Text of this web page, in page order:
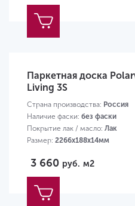
Паркетная доска
Living 3S
Страна производства: Россия
Наличие фаски: без фаски
Покрытие лак / масло: Лак
Размер: 2266х188х14мм
3 660 руб. м2